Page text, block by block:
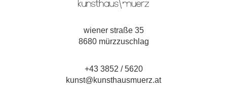
wiener straße 35
8680 mürzzuschlag
+43 3852 / 5620
kunst@kunsthausmuerz.at